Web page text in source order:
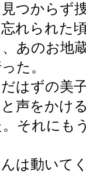
つからず
れられた
あのお地
た。
はずの美
声をかけ
それにも
は動いて